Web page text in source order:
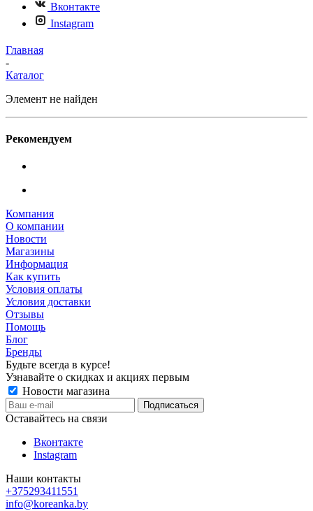
Вконтакте
Instagram
Главная
-
Каталог
Элемент не найден
Рекомендуем
Компания
О компании
Новости
Магазины
Информация
Как купить
Условия оплаты
Условия доставки
Отзывы
Помощь
Блог
Бренды
Будьте всегда в курсе!
Узнавайте о скидках и акциях первым
Новости магазина
Оставайтесь на связи
Вконтакте
Instagram
Наши контакты
+375293411551
info@koreanka.by